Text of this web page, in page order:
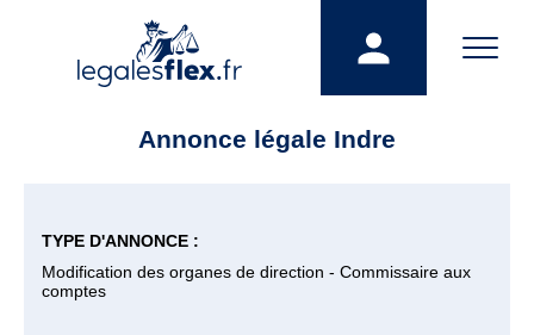
Annonce légale Indre
TYPE D'ANNONCE :
Modification des organes de direction - Commissaire aux
comptes